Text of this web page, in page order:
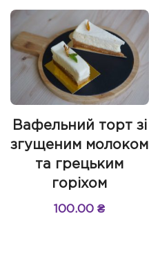
Вафельний торт зі
згущеним молоком
та грецьким
горіхом
100.00₴